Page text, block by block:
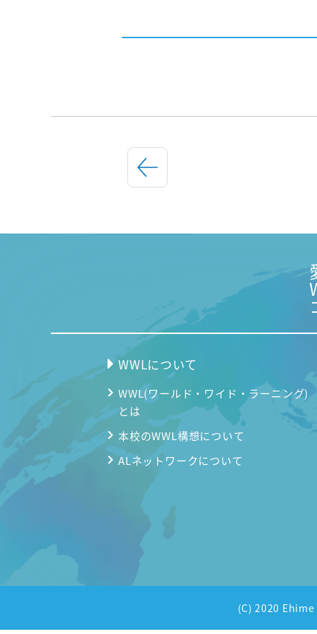
WWLについて
WWL(ワールド・ワイド・ラーニング)
とは
本校のWWL構想について
ALネットワークについて
(C) 2020